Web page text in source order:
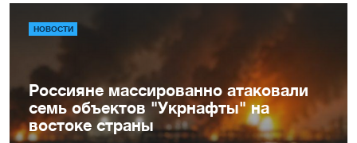
НОВОСТИ
Россияне массированно атаковали
семь объектов "Укрнафты" на
востоке страны